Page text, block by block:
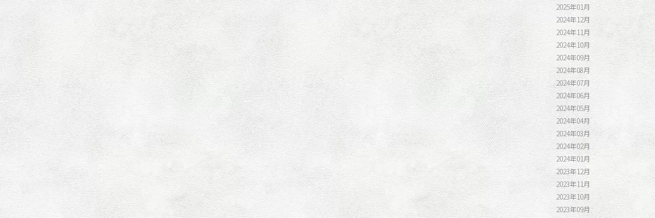
2025年01月
2024年12月
2024年11月
2024年10月
2024年09月
2024年08月
2024年07月
2024年06月
2024年05月
2024年04月
2024年03月
2024年02月
2024年01月
2023年12月
2023年11月
2023年10月
2023年09月